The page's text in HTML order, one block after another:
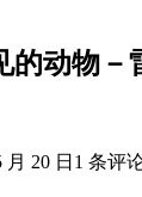
的动物－
月 20 日 1 条评